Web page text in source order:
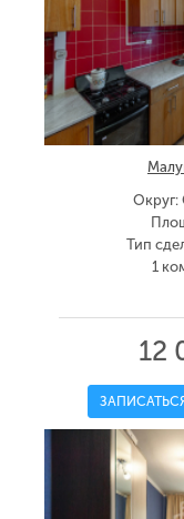
Округ:
Тип
1
12